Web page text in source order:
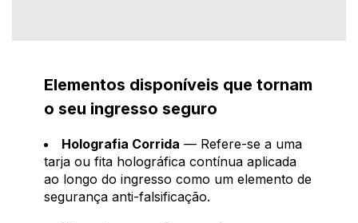
Elementos disponíveis que tornam
o seu ingresso seguro
Holografia Corrida — Refere-se a uma
tarja ou fita holográfica contínua aplicada
ao longo do ingresso como um elemento de
segurança anti-falsificação.